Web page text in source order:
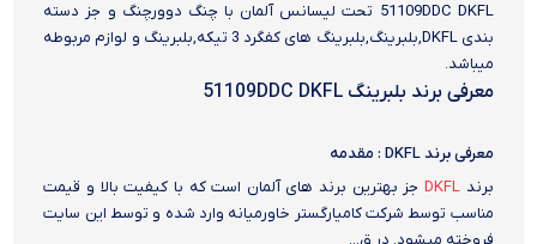
51109DDC DKFL تحت لیسانس آلمان با چنگ دوورچنگ و جز دسته
بندی DKFL,بلبرینگ,بلبرینگ های کفگرد 3 تیکه,بلبرینگ و لوازم مربوطه
میباشد.
معرفی برند بلبرینگ 51109DDC DKFL
معرفی برند DKFL : مقدمه
برند DKFLجز بهترین برند های آلمان است که با کیفیت بالا و قیمت
مناسب توسط شرکت کامیارگستر خاورمیانه وارد شده و توسط این سایت
فروخته میشود. در ق...